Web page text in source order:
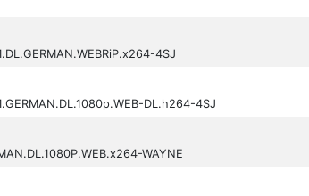
4SJ
DL.h264-4SJ
WAYNE